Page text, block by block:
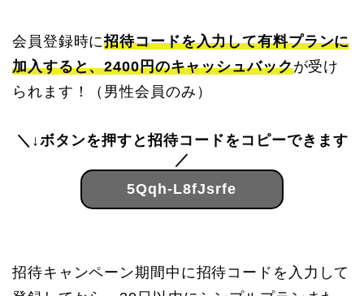
会員登録時に招待コードを入力して有料プランに
加入すると、2400円のキャッシュバックが受け
られます！（男性会員のみ）
＼↓ボタンを押すと招待コードをコピーできます
／
5Qqh-L8fJsrfe
招待キャンペーン期間中に招待コードを入力して